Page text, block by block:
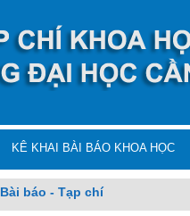
KÊ KHAI BÀI BÁO KHOA HỌC
Bài báo - Tạp chí